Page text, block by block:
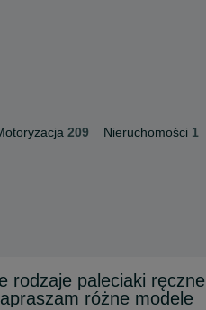
209 Nieruchomości 1
rodzaje paleciaki ręczne
różne modele